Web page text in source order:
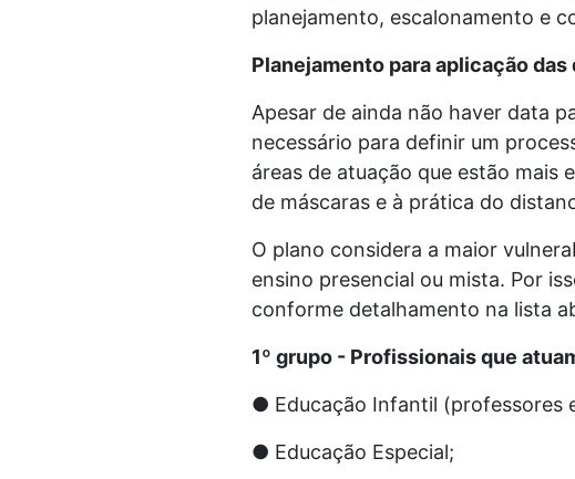
planejamento, escalonamento e
Planejamento para aplicação das
Apesar de ainda não haver data
necessário para definir um
áreas de atuação que estão mais
de máscaras e à prática do
O plano considera a maior
ensino presencial ou mista. Por
conforme detalhamento na lista
1º grupo - Profissionais que
● Educação Infantil (professores
● Educação Especial;